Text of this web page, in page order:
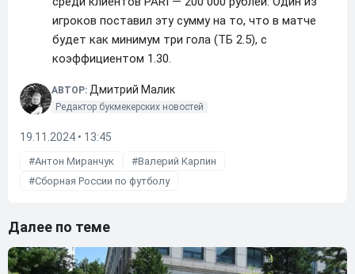
игроков поставил эту сумму на то, что в матче
будет как минимум три гола (ТБ 2.5), с
коэффициентом 1.30.
АВТОР: Дмитрий Малик
Редактор букмекерских новостей
19.11.2024 • 13:45
Антон Миранчук
Валерий Карпин
Сборная России по футболу
Далее по теме